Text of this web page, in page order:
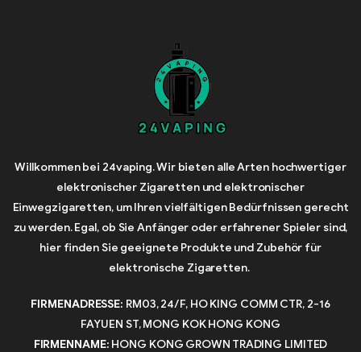
Willkommen bei 24vaping. Wir bieten alle Arten hochwertiger
elektronischer Zigaretten und elektronischer
Einwegzigaretten, um Ihren vielfältigen Bedürfnissen gerecht
zu werden. Egal, ob Sie Anfänger oder erfahrener Spieler sind,
hier finden Sie geeignete Produkte und Zubehör für
elektronische Zigaretten.
FIRMENADRESSE: RM03, 24/F, HO KING COMM CTR, 2-16
FAYUEN ST, MONG KOK HONG KONG
FIRMENNAME: HONG KONG GROWN TRADING LIMITED